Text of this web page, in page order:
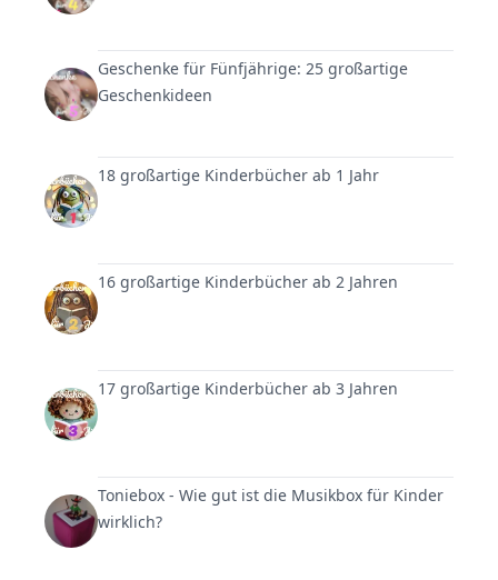
Geschenke für Fünfjährige: 25 großartige
Geschenkideen
18 großartige Kinderbücher ab 1 Jahr
16 großartige Kinderbücher ab 2 Jahren
17 großartige Kinderbücher ab 3 Jahren
Toniebox - Wie gut ist die Musikbox für Kinder
wirklich?